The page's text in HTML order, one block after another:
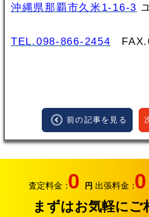
沖縄県那覇市久米1-16-3
TEL.098-866-2454
前の記事を見る
査定料金：0 円 出張料金：0
まずはお気軽にご